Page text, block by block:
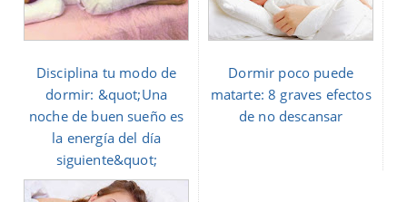
Disciplina tu modo de
dormir: &quot;Una
noche de buen sueño es
la energía del día
siguiente&quot;
Dormir poco puede
matarte: 8 graves efectos
de no descansar